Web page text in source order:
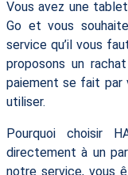
Vous avez une
Go et vous
service qu’il vous
proposons un
paiement se fait par
utiliser.
Pourquoi choisir
directement à un
notre service, vous